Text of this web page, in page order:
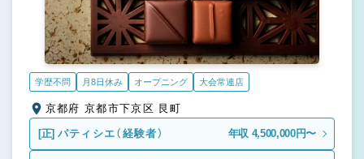
学歴不問 月8日休み オープニング 大会常連店
京都府 京都市下京区 艮町
[正] パティシエ（経験者） 年収 4,500,000円〜